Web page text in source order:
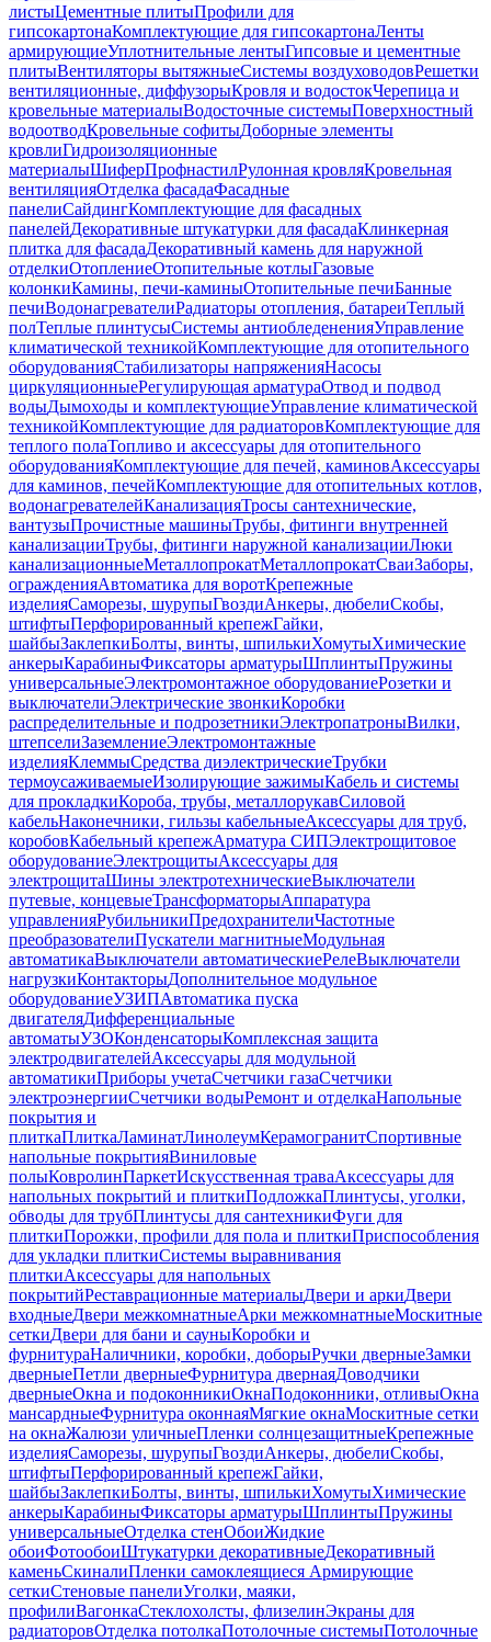
листыЦементные плитыПрофили для
гипсокартонаКомплектующие для гипсокартонаЛенты
армирующиеУплотнительные лентыГипсовые и цементные
плитыВентиляторы вытяжныеСистемы воздуховодовРешетки
вентиляционные, диффузорыКровля и водостокЧерепица и
кровельные материалыВодосточные системыПоверхностный
водоотводКровельные софитыДоборные элементы
кровлиГидроизоляционные
материалыШиферПрофнастилРулонная кровляКровельная
вентиляцияОтделка фасадаФасадные
панелиСайдингКомплектующие для фасадных
панелейДекоративные штукатурки для фасадаКлинкерная
плитка для фасадаДекоративный камень для наружной
отделкиОтоплениеОтопительные котлыГазовые
колонкиКамины, печи-каминыОтопительные печиБанные
печиВодонагревателиРадиаторы отопления, батареиТеплый
полТеплые плинтусыСистемы антиобледененияУправление
климатической техникойКомплектующие для отопительного
оборудованияСтабилизаторы напряженияНасосы
циркуляционныеРегулирующая арматураОтвод и подвод
водыДымоходы и комплектующиеУправление климатической
техникойКомплектующие для радиаторовКомплектующие для
теплого полаТопливо и аксессуары для отопительного
оборудованияКомплектующие для печей, каминовАксессуары
для каминов, печейКомплектующие для отопительных котлов,
водонагревателейКанализацияТросы сантехнические,
вантузыПрочистные машиныТрубы, фитинги внутренней
канализацииТрубы, фитинги наружной канализацииЛюки
канализационныеМеталлопрокатМеталлопрокатСваиЗаборы,
огражденияАвтоматика для воротКрепежные
изделияСаморезы, шурупыГвоздиАнкеры, дюбелиСкобы,
штифтыПерфорированный крепежГайки,
шайбыЗаклепкиБолты, винты, шпилькиХомутыХимические
анкерыКарабиныФиксаторы арматурыШплинтыПружины
универсальныеЭлектромонтажное оборудованиеРозетки и
выключателиЭлектрические звонкиКоробки
распределительные и подрозетникиЭлектропатроныВилки,
штепселиЗаземлениеЭлектромонтажные
изделияКлеммыСредства диэлектрическиеТрубки
термоусаживаемыеИзолирующие зажимыКабель и системы
для прокладкиКороба, трубы, металлорукавСиловой
кабельНаконечники, гильзы кабельныеАксессуары для труб,
коробовКабельный крепежАрматура СИПЭлектрощитовое
оборудованиеЭлектрощитыАксессуары для
электрощитаШины электротехническиеВыключатели
путевые, концевыеТрансформаторыАппаратура
управленияРубильникиПредохранителиЧастотные
преобразователиПускатели магнитныеМодульная
автоматикаВыключатели автоматическиеРелеВыключатели
нагрузкиКонтакторыДополнительное модульное
оборудованиеУЗИПАвтоматика пуска
двигателяДифференциальные
автоматыУЗОКонденсаторыКомплексная защита
электродвигателейАксессуары для модульной
автоматикиПриборы учетаСчетчики газаСчетчики
электроэнергииСчетчики водыРемонт и отделкаНапольные
покрытия и
плиткаПлиткаЛаминатЛинолеумКерамогранитСпортивные
напольные покрытияВиниловые
полыКовролинПаркетИскусственная траваАксессуары для
напольных покрытий и плиткиПодложкаПлинтусы, уголки,
обводы для трубПлинтусы для сантехникиФуги для
плиткиПорожки, профили для пола и плиткиПриспособления
для укладки плиткиСистемы выравнивания
плиткиАксессуары для напольных
покрытийРеставрационные материалыДвери и аркиДвери
входныеДвери межкомнатныеАрки межкомнатныеМоскитные
сеткиДвери для бани и сауныКоробки и
фурнитураНаличники, коробки, доборыРучки дверныеЗамки
дверныеПетли дверныеФурнитура двернаяДоводчики
дверныеОкна и подоконникиОкнаПодоконники, отливыОкна
мансардныеФурнитура оконнаяМягкие окнаМоскитные сетки
на окнаЖалюзи уличныеПленки солнцезащитныеКрепежные
изделияСаморезы, шурупыГвоздиАнкеры, дюбелиСкобы,
штифтыПерфорированный крепежГайки,
шайбыЗаклепкиБолты, винты, шпилькиХомутыХимические
анкерыКарабиныФиксаторы арматурыШплинтыПружины
универсальныеОтделка стенОбоиЖидкие
обоиФотообоиШтукатурки декоративныеДекоративный
каменьСкиналиПленки самоклеящиеся Армирующие
сеткиСтеновые панелиУголки, маяки,
профилиВагонкаСтеклохолсты, флизелинЭкраны для
радиаторовОтделка потолкаПотолочные системыПотолочные